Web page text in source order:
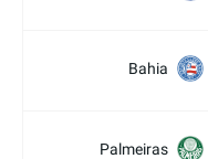
Bahia
Palmeiras